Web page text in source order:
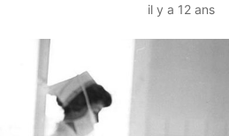
il y a 12 ans